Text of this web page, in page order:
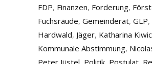
FDP, Finanzen, Forderung,
Fuchsräude, Gemeinderat, GLP,
Hardwald, Jäger, Katharina Kiwic
Kommunale Abstimmung,